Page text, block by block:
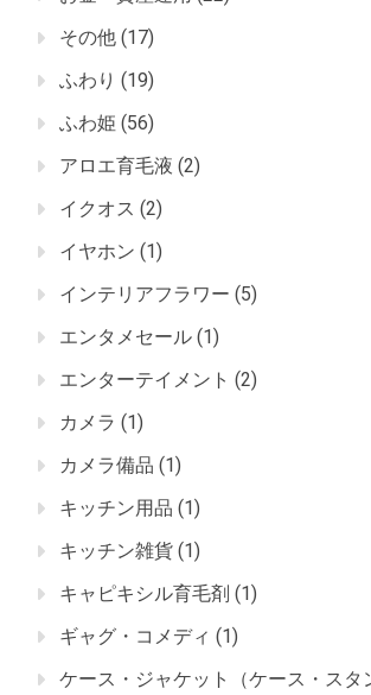
その他 (17)
ふわり (19)
ふわ姫 (56)
アロエ育毛液 (2)
イクオス (2)
イヤホン (1)
インテリアフラワー (5)
エンタメセール (1)
エンターテイメント (2)
カメラ (1)
カメラ備品 (1)
キッチン用品 (1)
キッチン雑貨 (1)
キャピキシル育毛剤 (1)
ギャグ・コメディ (1)
ケース・ジャケット（ケース・スタ